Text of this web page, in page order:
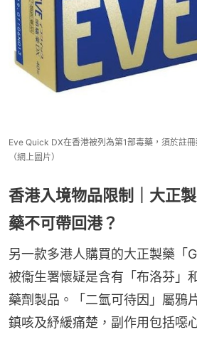
Eve Quick DX在香港被列為第1部毒藥，須於註
（網上圖片）
香港入境物品限制｜大正
藥不可帶回港？
另一款多港人購買的大正製藥「
被衞生署懷疑是含有「布洛芬」
藥劑製品。「二氫可待因」屬鴉
鎮咳及紓緩痛楚，副作用包括噁